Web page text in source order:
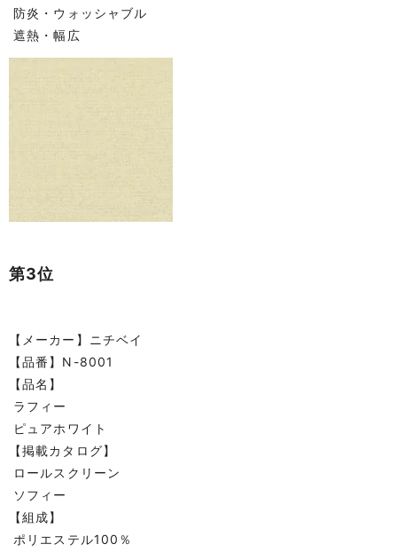
防炎・ウォッシャブル
遮熱・幅広
第3位
【メーカー】ニチベイ
【品番】N-8001
【品名】
ラフィー
ピュアホワイト
【掲載カタログ】
ロールスクリーン
ソフィー
【組成】
ポリエステル100％